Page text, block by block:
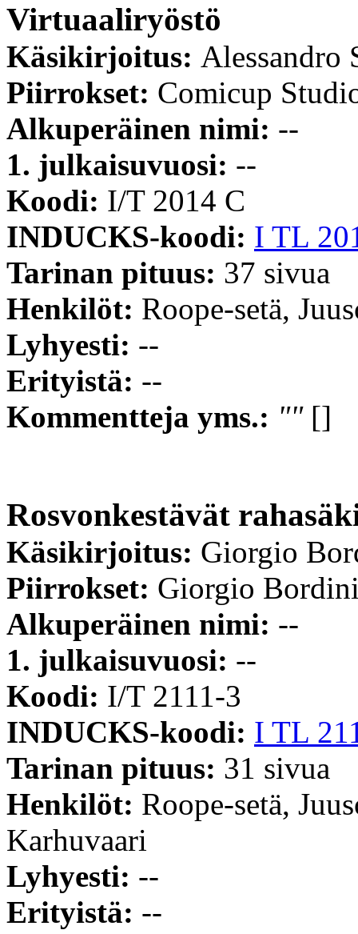
Virtuaaliryöstö
Käsikirjoitus: Alessandro
Piirrokset: Comicup
Alkuperäinen nimi: --
1. julkaisuvuosi: --
Koodi: I/T 2014 C
INDUCKS-koodi: I TL
Tarinan pituus: 37 sivua
Henkilöt: Roope-setä,
Lyhyesti: --
Erityistä: --
Kommentteja yms.: ""[]
Rosvonkestävät
Käsikirjoitus: Giorgio
Piirrokset: Giorgio
Alkuperäinen nimi: --
1. julkaisuvuosi: --
Koodi: I/T 2111-3
INDUCKS-koodi: I TL
Tarinan pituus: 31 sivua
Henkilöt: Roope-setä,
Karhuvaari
Lyhyesti: --
Erityistä: --